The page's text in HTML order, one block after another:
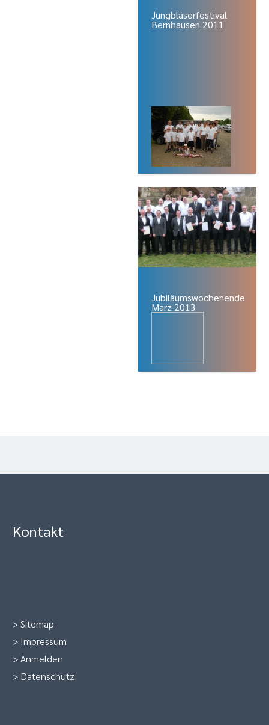
Jungbläserfestival
Bernhausen 2011
Jubiläumswochenende
März 2013
Kontakt
>Sitemap
> Impressum
>Anmelden
> Datenschutz